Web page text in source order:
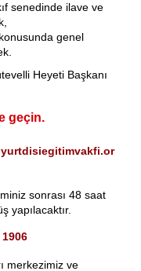
senedinde ilave ve
genel
Heyeti Başkanı
geçin.
sonrası 48 saat
yapılacaktır.
1906
merkezimiz ve